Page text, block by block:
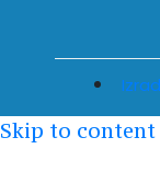
Skip to content